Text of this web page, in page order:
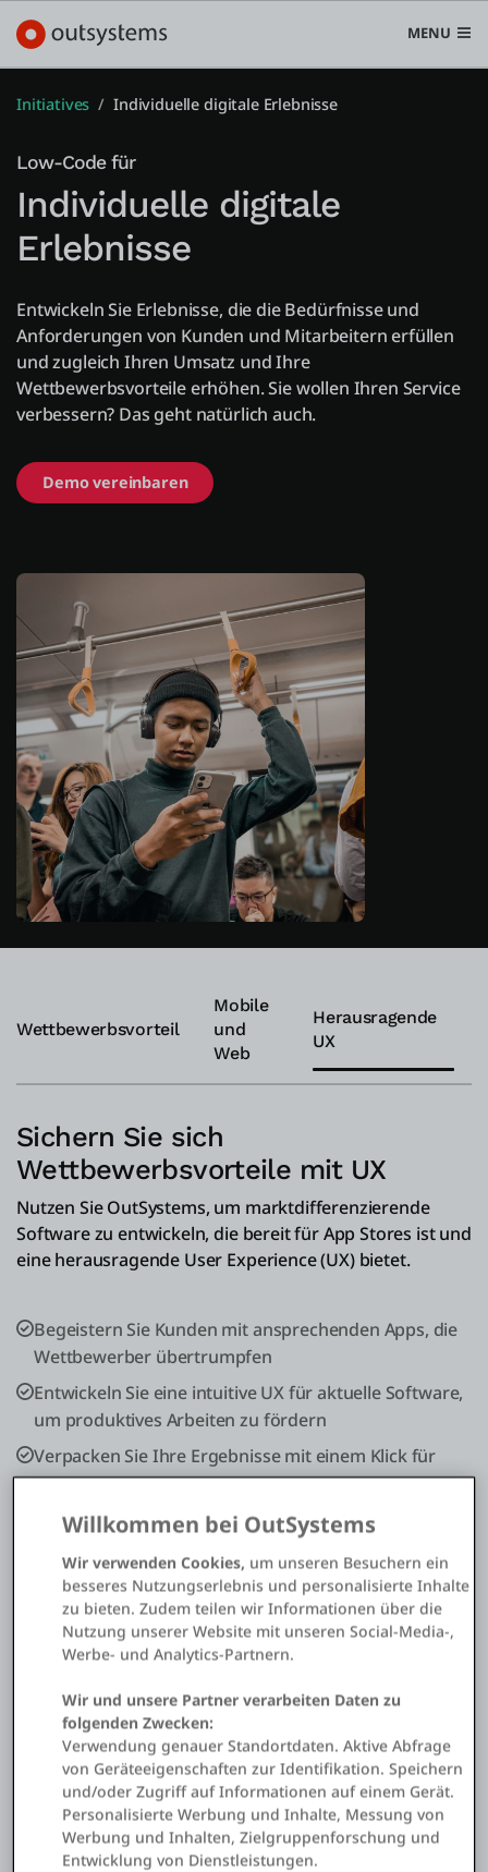
MENU
Plattform
Use Cases
Lösungen
Entwickler
Über uns
Kostenlos testen
Vertrieb kontaktieren
Support
Deutsch
Search in OutSystems
Initiatives Individuelle digitale Erlebnisse
Low-Code für
Individuelle digitale
Erlebnisse
Entwickeln Sie Erlebnisse, die die Bedürfnisse und
Anforderungen von Kunden und Mitarbeitern erfüllen
und zugleich Ihren Umsatz und Ihre
Wettbewerbsvorteile erhöhen. Sie wollen Ihren Service
verbessern? Das geht natürlich auch.
Demo vereinbaren
Wettbewerbsvorteil
Mobile
und
Web
Herausragende
UX
Sichern Sie sich
Wettbewerbsvorteile mit UX
Nutzen Sie OutSystems, um marktdifferenzierende
Software zu entwickeln, die bereit für App Stores ist und
eine herausragende User Experience (UX) bietet.
Begeistern Sie Kunden mit ansprechenden Apps, die
Wettbewerber übertrumpfen
Entwickeln Sie eine intuitive UX für aktuelle Software,
um produktives Arbeiten zu fördern
Verpacken Sie Ihre Ergebnisse mit einem Klick für
App Stores
22
Entwickler
liefern Dutzende Web- und mobilen Apps, die den
Logistikbetrieb unterstützen
50%
Willkommen bei OutSystems
Wir verwenden Cookies, um unseren Besuchern ein
besseres Nutzungserlebnis und personalisierte Inhalte
zu bieten. Zudem teilen wir Informationen über die
Nutzung unserer Website mit unseren Social-Media-,
Werbe- und Analytics-Partnern.
Wir und unsere Partner verarbeiten Daten zu
folgenden Zwecken:
Verwendung genauer Standortdaten. Aktive Abfrage
von Geräteeigenschaften zur Identifikation. Speichern
und/oder Zugriff auf Informationen auf einem Gerät.
Personalisierte Werbung und Inhalte, Messung von
Werbung und Inhalten, Zielgruppenforschung und
Entwicklung von Dienstleistungen.